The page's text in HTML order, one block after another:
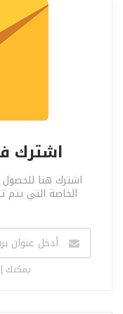
اشترك
اشترك هنا للحصول
الخاصة التي يتم
يمكنك